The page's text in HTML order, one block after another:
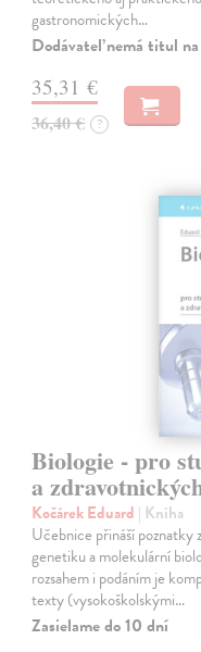
gastronomických…
Dodávateľ nemá titul
35,31 €
36,40 € ?
Biologie - pro
a
Kočárek Eduard | Kniha
Učebnice přináší poznatky
genetiku a molekulární
rozsahem i podáním je
texty (vysokoškolskými…
Zasielame do 10 dní